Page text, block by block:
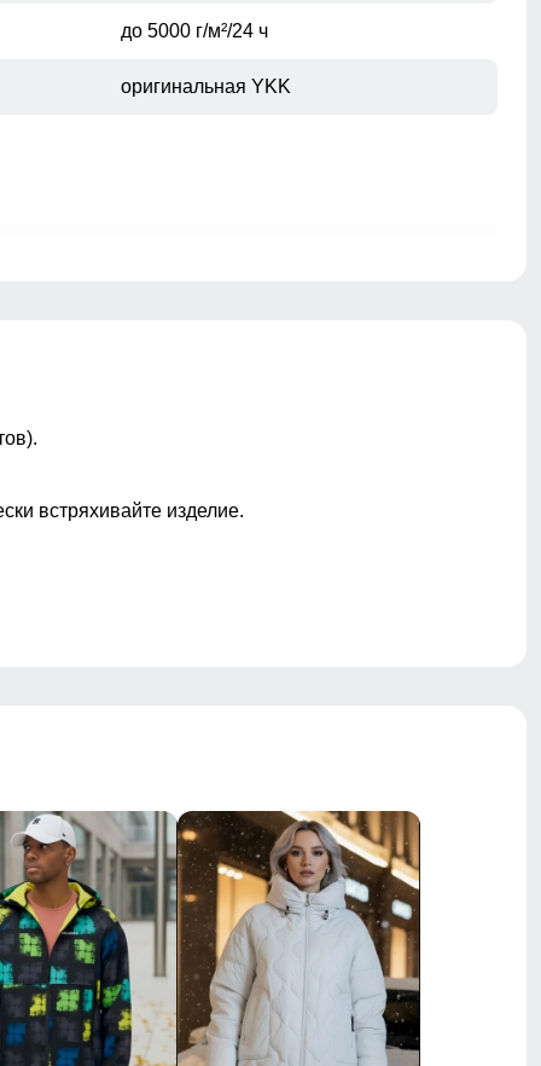
до 5000 г/м²/24 ч
оригинальная YKK
задний карман на молнии
встряхивайте изделие.